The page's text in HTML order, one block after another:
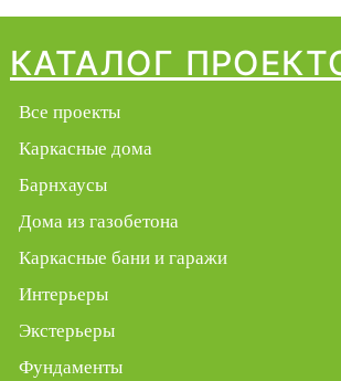
КАТАЛОГ
Все проекты
Каркасные дома
Барнхаусы
Дома из газобетона
Каркасные бани и гаражи
Интерьеры
Экстерьеры
Фундаменты